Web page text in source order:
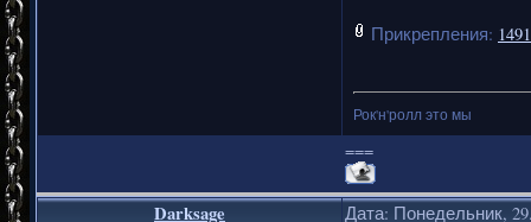
Прикрепления:
Рок'н'ролл это мы
===
Darksage Дата: Понедельник,